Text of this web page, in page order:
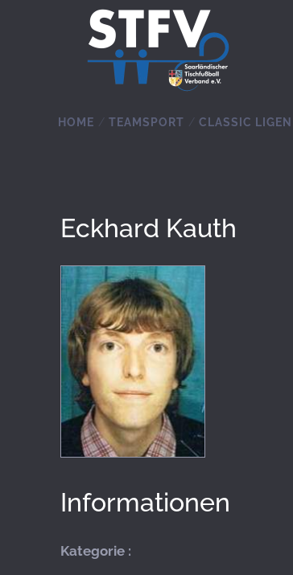
Zum Hauptinhalt springen
HOME TEAMSPORT CLASSIC LIGEN
Eckhard Kauth
Informationen
Kategorie :